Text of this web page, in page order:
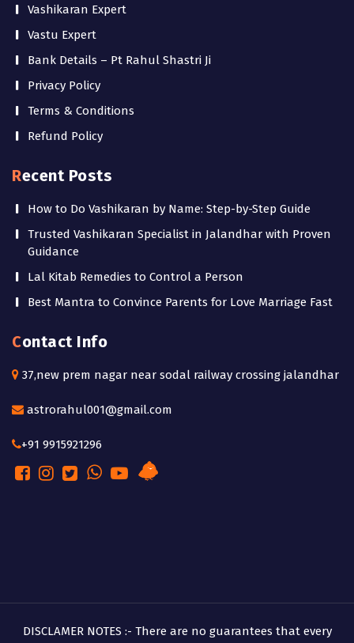
Vashikaran Expert
Vastu Expert
Bank Details – Pt Rahul Shastri Ji
Privacy Policy
Terms & Conditions
Refund Policy
Recent Posts
How to Do Vashikaran by Name: Step-by-Step Guide
Trusted Vashikaran Specialist in Jalandhar with Proven
Guidance
Lal Kitab Remedies to Control a Person
Best Mantra to Convince Parents for Love Marriage Fast
Contact Info
37,new prem nagar near sodal railway crossing jalandhar
astrorahul001@gmail.com
+91 9915921296
DISCLAMER NOTES :- There are no guarantees that every